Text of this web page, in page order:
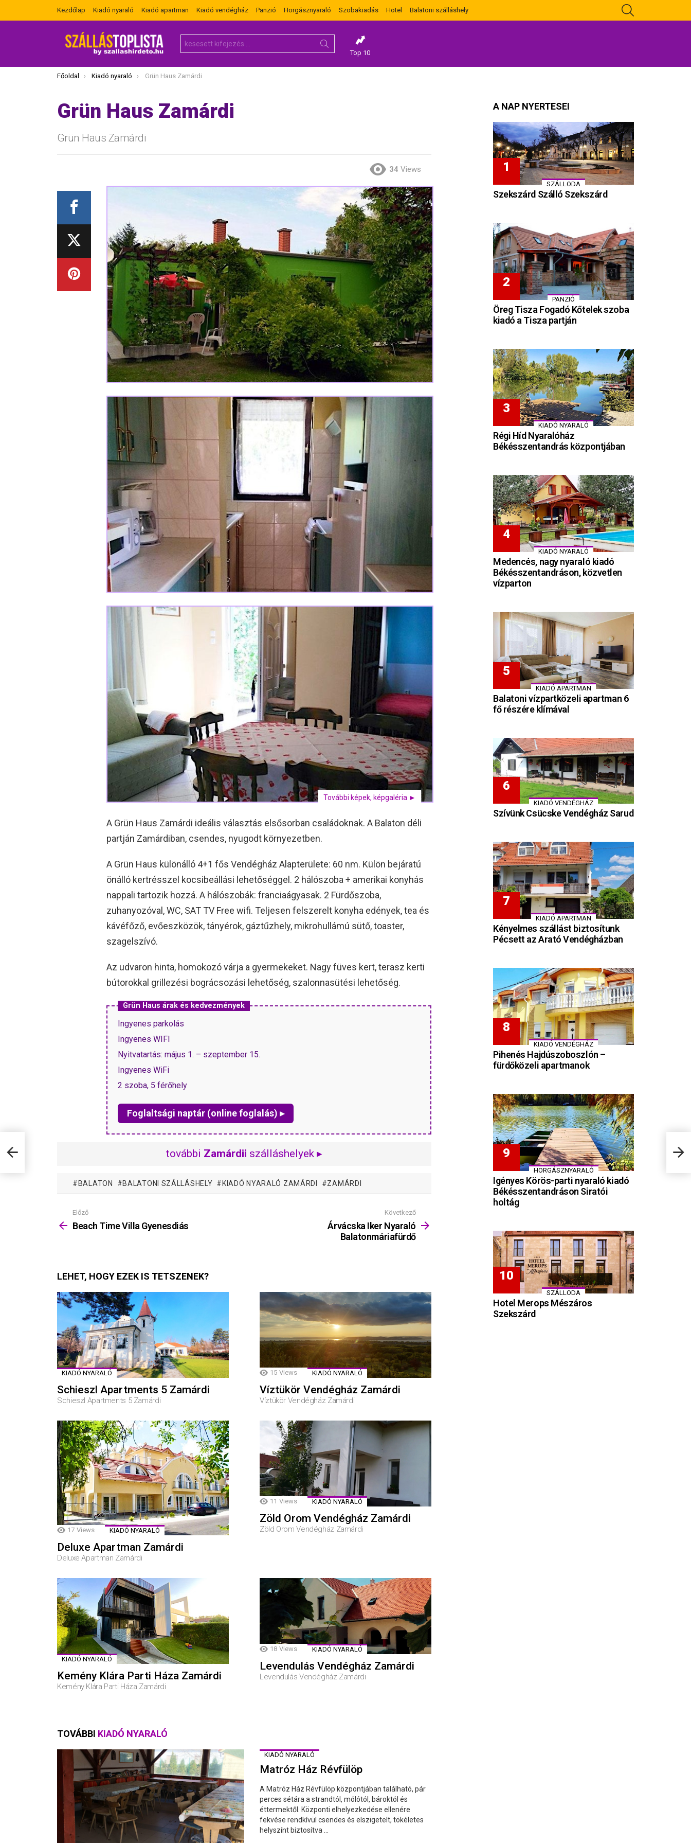
Kezdőlap Kiadó nyaraló Kiadó apartman Kiadó vendégház Panzió Horgásznyaraló Szobakiadás Hotel Balatoni szálláshely
for:
Top 10
Itt vagy most:
Főoldal Kiadó nyaraló Grün Haus Zamárdi
Grün Haus Zamárdi
Grün Haus Zamárdi
34 Views
További képek, képgaléria ►
A Grün Haus Zamárdi ideális választás elsősorban családoknak. A Balaton déli
partján Zamárdiban, csendes, nyugodt környezetben.
A Grün Haus különálló 4+1 fős Vendégház Alapterülete: 60 nm. Külön bejáratú
önálló kertrésszel kocsibeállási lehetőséggel. 2 hálószoba + amerikai konyhás
nappali tartozik hozzá. A hálószobák: franciaágyasak. 2 Fürdőszoba,
zuhanyozóval, WC, SAT TV Free wifi. Teljesen felszerelt konyha edények, tea és
kávéfőző, evőeszközök, tányérok, gáztűzhely, mikrohullámú sütő, toaster,
szagelszívó.
Az udvaron hinta, homokozó várja a gyermekeket. Nagy füves kert, terasz kerti
bútorokkal grillezési bográcsozási lehetőség, szalonnasütési lehetőség.
Grün Haus árak és kedvezmények
Ingyenes parkolás
Ingyenes WIFI
Nyitvatartás: május 1. – szeptember 15.
Ingyenes WiFi
2 szoba, 5 férőhely
Foglaltsági naptár (online foglalás) ▸
további Zamárdii szálláshelyek ▸
BALATON BALATONI SZÁLLÁSHELY KIADÓ NYARALÓ ZAMÁRDI ZAMÁRDI
Mutass
többet
Előző
Beach Time Villa Gyenesdiás
Következő
Árvácska Iker Nyaraló
Balatonmáriafürdő
LEHET, HOGY EZEK IS TETSZENEK?
KIADÓ NYARALÓ
Schieszl Apartments 5 Zamárdi
Schieszl Apartments 5 Zamárdi
15 Views KIADÓ NYARALÓ
Víztükör Vendégház Zamárdi
Víztükör Vendégház Zamárdi
17 Views KIADÓ NYARALÓ
Deluxe Apartman Zamárdi
Deluxe Apartman Zamárdi
11 Views KIADÓ NYARALÓ
Zöld Orom Vendégház Zamárdi
Zöld Orom Vendégház Zamárdi
KIADÓ NYARALÓ
Kemény Klára Parti Háza Zamárdi
Kemény Klára Parti Háza Zamárdi
18 Views KIADÓ NYARALÓ
Levendulás Vendégház Zamárdi
Levendulás Vendégház Zamárdi
TOVÁBBI KIADÓ NYARALÓ
KIADÓ NYARALÓ
Matróz Ház Révfülöp
A Matróz Ház Révfülöp központjában található, pár
perces sétára a strandtól, mólótól, bároktól és
éttermektől. Központi elhelyezkedése ellenére
fekvése rendkívül csendes és elszigetelt, tökéletes
helyszínt biztosítva ...
A NAP NYERTESEI
SZÁLLODA
Szekszárd Szálló Szekszárd
PANZIÓ
Öreg Tisza Fogadó Kőtelek szoba
kiadó a Tisza partján
KIADÓ NYARALÓ
Régi Híd Nyaralóház
Békésszentandrás központjában
KIADÓ NYARALÓ
Medencés, nagy nyaraló kiadó
Békésszentandráson, közvetlen
vízparton
KIADÓ APARTMAN
Balatoni vízpartközeli apartman 6
fő részére klímával
KIADÓ VENDÉGHÁZ
Szívünk Csücske Vendégház Sarud
KIADÓ APARTMAN
Kényelmes szállást biztosítunk
Pécsett az Arató Vendégházban
KIADÓ VENDÉGHÁZ
Pihenés Hajdúszoboszlón –
fürdőközeli apartmanok
HORGÁSZNYARALÓ
Igényes Körös-parti nyaraló kiadó
Békésszentandráson Siratói
holtág
SZÁLLODA
Hotel Merops Mészáros
Szekszárd